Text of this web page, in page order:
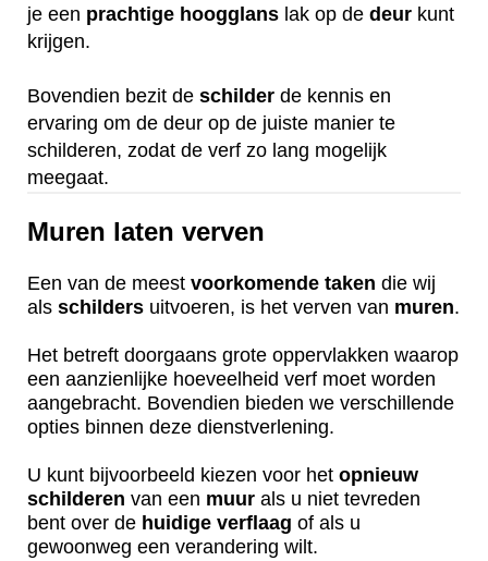
je een prachtige hoogglans lak op de deur kunt
krijgen.
Bovendien bezit de schilder de kennis en
ervaring om de deur op de juiste manier te
schilderen, zodat de verf zo lang mogelijk
meegaat.
Muren laten verven
Een van de meest voorkomende taken die wij
als schilders uitvoeren, is het verven van muren.
Het betreft doorgaans grote oppervlakken waarop
een aanzienlijke hoeveelheid verf moet worden
aangebracht. Bovendien bieden we verschillende
opties binnen deze dienstverlening.
U kunt bijvoorbeeld kiezen voor het opnieuw
schilderen van een muur als u niet tevreden
bent over de huidige verflaag of als u
gewoonweg een verandering wilt.